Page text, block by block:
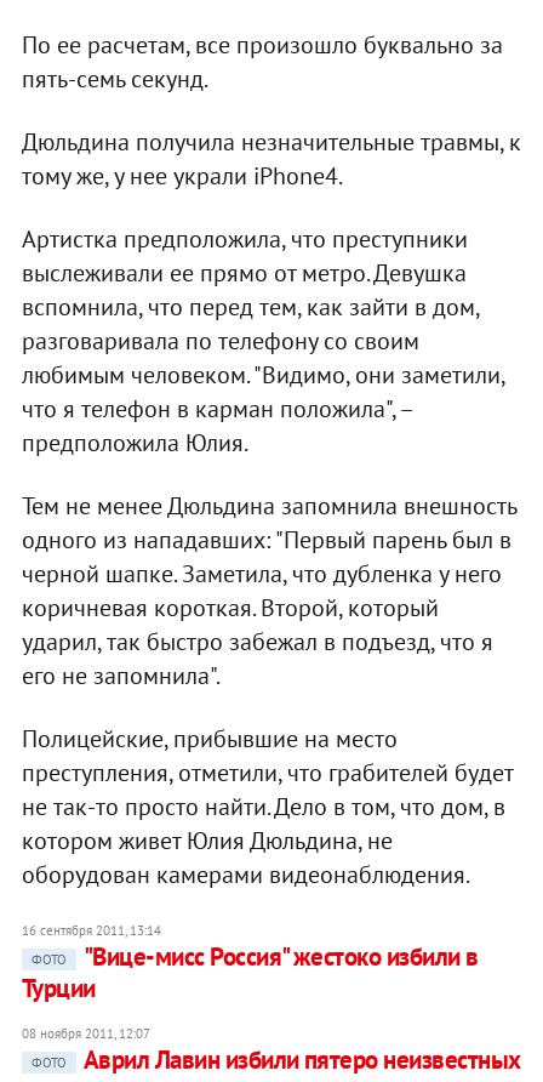
По ее расчетам, все произошло буквально за
пять-семь секунд.
Дюльдина получила незначительные травмы, к
тому же, у нее украли iPhone4.
Артистка предположила, что преступники
выслеживали ее прямо от метро. Девушка
вспомнила, что перед тем, как зайти в дом,
разговаривала по телефону со своим
любимым человеком. "Видимо, они заметили,
что я телефон в карман положила", –
предположила Юлия.
Тем не менее Дюльдина запомнила внешность
одного из нападавших: "Первый парень был в
черной шапке. Заметила, что дубленка у него
коричневая короткая. Второй, который
ударил, так быстро забежал в подъезд, что я
его не запомнила".
Полицейские, прибывшие на место
преступления, отметили, что грабителей будет
не так-то просто найти. Дело в том, что дом, в
котором живет Юлия Дюльдина, не
оборудован камерами видеонаблюдения.
16 сентября 2011, 13:14
ФОТО
"Вице-мисс Россия" жестоко избили в
Турции
08 ноября 2011, 12:07
ФОТО
Аврил Лавин избили пятеро неизвестных